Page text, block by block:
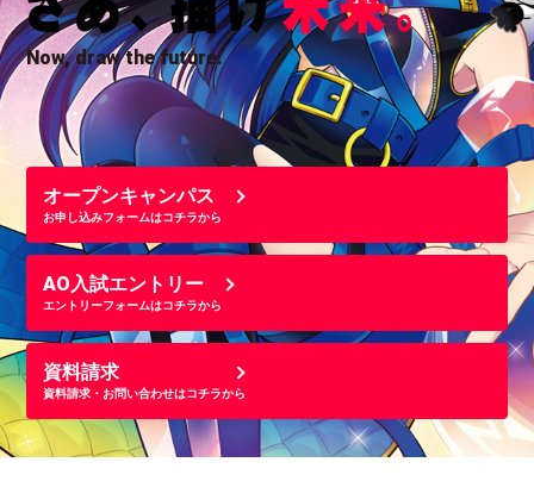
Now, draw the future.
オープンキャンパス
お申し込みフォームはコチラから
AO入試エントリー
エントリーフォームはコチラから
資料請求
資料請求・お問い合わせはコチラから